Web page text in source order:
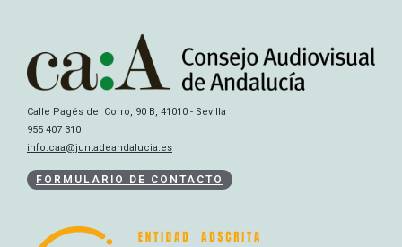
Calle Pagés del Corro, 90 B, 41010 - Sevilla
955 407 310
info.caa@juntadeandalucia.es
FORMULARIO DE CONTACTO